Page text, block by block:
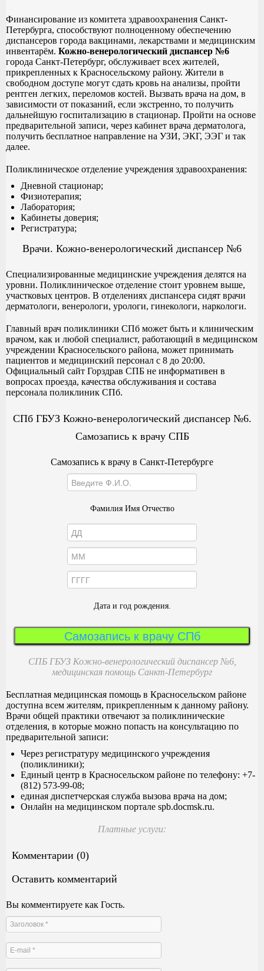
Финансирование из комитета здравоохранения Санкт-
Петербурга, способствуют полноценному обеспечению
диспансеров города вакцинами, лекарствами и медицинским
инвентарём. Кожно-венерологический диспансер №6
города Санкт-Петербург, обслуживает всех жителей,
прикрепленных к Красносельскому району. Жители в
свободном доступе могут сдать кровь на анализы, пройти
рентген легких, переломов костей. Вызвать врача на дом, в
зависимости от показаний, если экстренно, то получить
дальнейшую госпитализацию в стационар. Пройти на основе
предварительной записи, через кабинет врача дерматолога,
получить бесплатное направление на УЗИ, ЭКГ, ЭЭГ и так
далее.
Поликлиническое отделение учреждения здравоохранения:
Дневной стационар;
Физиотерапия;
Лаборатория;
Кабинеты доверия;
Регистратура;
Врачи. Кожно-венерологический диспансер №6
Специализированные медицинские учреждения делятся на
уровни. Поликлиническое отделение стоит уровнем выше,
участковых центров. В отделениях диспансера сидят врачи
дерматологи, венерологи, урологи, гинекологи, наркологи.
Главный врач поликлиники СПб может быть и клиническим
врачом, как и любой специалист, работающий в медицинском
учреждении Красносельского района, может принимать
пациентов и медицинский персонал с 8 до 20:00.
Официальный сайт Горздрав СПБ не информативен в
вопросах проезда, качества обслуживания и состава
персонала поликлиник СПб.
СПб ГБУЗ Кожно-венерологический диспансер №6.
Самозапись к врачу СПБ
Самозапись к врачу в Санкт-Петербурге
Фамилия Имя Отчество
Дата и год рождения.
Самозапись к врачу СПб
СПБ ГБУЗ Кожно-венерологический диспансер №6,
медицинская помощь Санкт-Петербург
Бесплатная медицинская помощь в Красносельском районе
доступна всем жителям, прикрепленным к данному району.
Врачи общей практики отвечают за поликлинические
отделения, в которые можно попасть на консультацию по
предварительной записи:
Через регистратуру медицинского учреждения
(поликлиники);
Единый центр в Красносельском районе по телефону: +7-
(812) 573-99-08;
единая диспетчерская служба вызова врача на дом;
Онлайн на медицинском портале spb.docmsk.ru.
Платные услуги:
Комментарии (0)
Оставить комментарий
Вы комментируете как Гость.